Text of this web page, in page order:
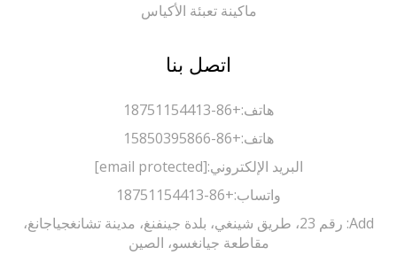
ماكينة تعبئة الأكياس
اتصل بنا
+86-18751154413
+86-15850395866
البريد الإلكتروني:[email protected]
واتساب:+86-18751154413
Add: رقم 23، طريق شينغي، بلدة جينفنغ، مدينة تشانغجياجانغ،
مقاطعة جيانغسو، الصين